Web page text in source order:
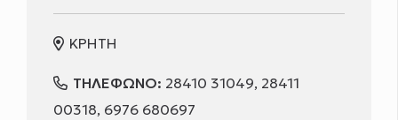
ΚΡΗΤΗ
ΤΗΛΕΦΩΝΟ: 28410 31049, 28411
00318, 6976 680697